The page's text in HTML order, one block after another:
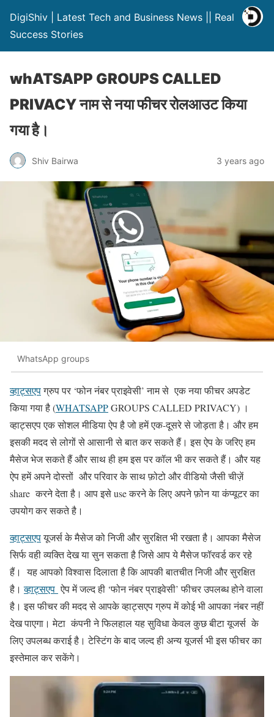
DigiShiv | Latest Tech and Business News || Real
Success Stories
whATSAPP GROUPS CALLED
PRIVACY नाम से नया फीचर रोलआउट किया
गया है।
Shiv Bairwa 3 years ago
WhatsApp groups
व्हाट्सएपग्रुप पर ‘फोन नंबर प्राइवेसी’ नाम से एक नया फीचर अपडेट
किया गया है (WHATSAPPGROUPS CALLED PRIVACY) ।
व्हाट्सएप एक सोशल मीडिया ऐप है जो हमें एक-दूसरे से जोड़ता है। और हम
इसकी मदद से लोगों से आसानी से बात कर सकते हैं। इस ऐप के जरिए हम
मैसेज भेज सकते हैं और साथ ही हम इस पर कॉल भी कर सकते हैं। और यह
ऐप हमें अपने दोस्तों और परिवार के साथ फ़ोटो और वीडियो जैसी चीज़ें
share करने देता है। आप इसे use करने के लिए अपने फ़ोन या कंप्यूटर का
उपयोग कर सकते है।
व्हाट्सएपयूजर्स के मैसेज को निजी और सुरक्षित भी रखता है। आपका मैसेज
सिर्फ वही व्यक्ति देख या सुन सकता है जिसे आप ये मैसेज फॉरवर्ड कर रहे
हैं। यह आपको विश्वास दिलाता है कि आपकी बातचीत निजी और सुरक्षित
है।व्हाट्सएप ऐप में जल्द ही ‘फोन नंबर प्राइवेसी’ फीचर उपलब्ध होने वाला
है। इस फीचर की मदद से आपके व्हाट्सएप ग्रुप में कोई भी आपका नंबर नहीं
देख पाएगा। मेटा कंपनी ने फिलहाल यह सुविधा केवल कुछ बीटा यूजर्स के
लिए उपलब्ध कराई है। टेस्टिंग के बाद जल्द ही अन्य यूजर्स भी इस फीचर का
इस्तेमाल कर सकेंगे।